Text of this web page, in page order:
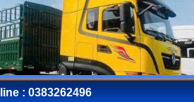
: 0383262496